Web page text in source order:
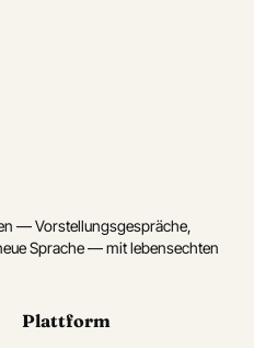
— Vorstellungsgespräche,
Sprache — mit lebensechten
Plattform